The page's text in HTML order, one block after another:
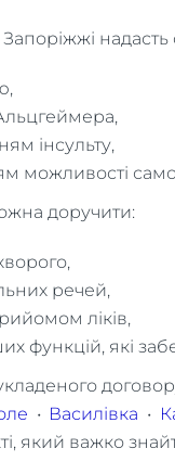
надасть
інсульту,
можливості
доручити:
речей,
ліків,
функцій, які
• Василівка •
який важко